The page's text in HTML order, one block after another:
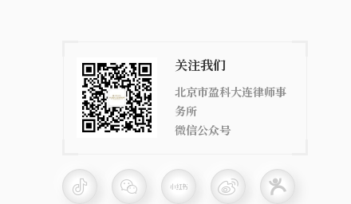
关注我们
北京市盈科大连律师事
务所
微信公众号